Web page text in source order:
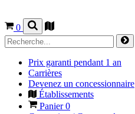
0
Prix garanti pendant 1 an
Carrières
Devenez un concessionnaire
Établissements
Panier0